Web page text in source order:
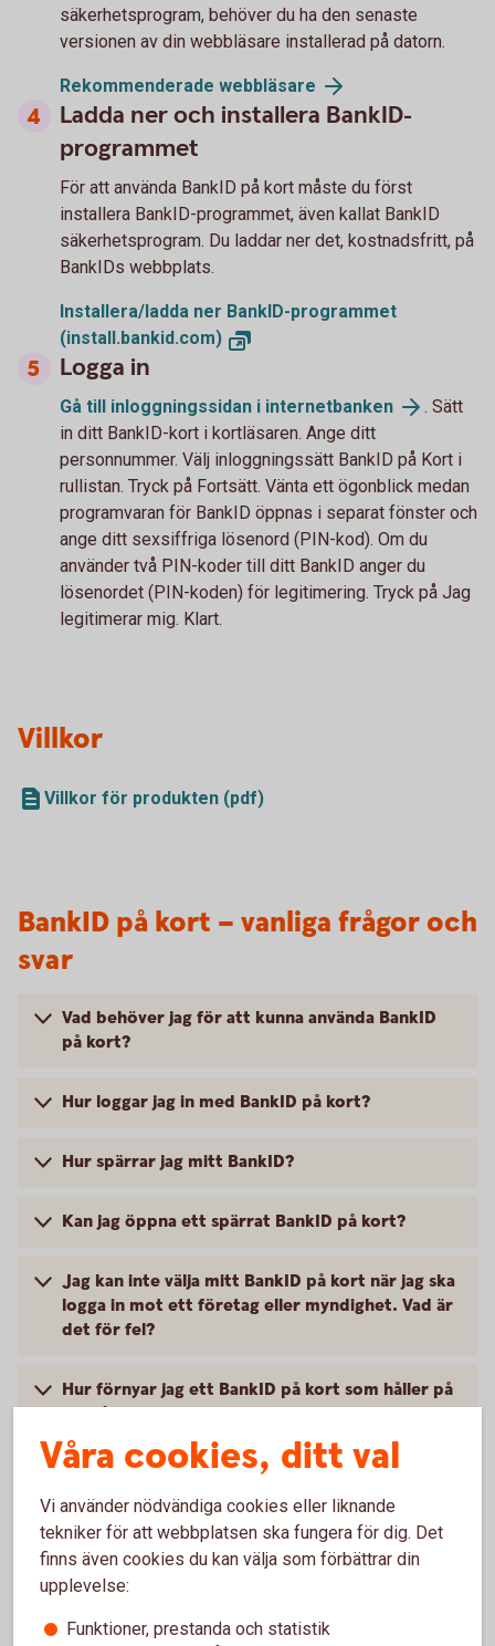
säkerhetsprogram, behöver du ha den senaste
versionen av din webbläsare installerad på datorn.
Rekommenderade webbläsare
Ladda ner och installera BankID-
programmet
För att använda BankID på kort måste du först
installera BankID-programmet, även kallat BankID
säkerhetsprogram. Du laddar ner det, kostnadsfritt, på
BankIDs webbplats.
Installera/ladda ner BankID-programmet
(install.bankid.com)
Logga in
Gå till inloggningssidan i internetbanken
. Sätt
in ditt BankID-kort i kortläsaren. Ange ditt
personnummer. Välj inloggningssätt BankID på Kort i
rullistan. Tryck på Fortsätt. Vänta ett ögonblick medan
programvaran för BankID öppnas i separat fönster och
ange ditt sexsiffriga lösenord (PIN-kod). Om du
använder två PIN-koder till ditt BankID anger du
lösenordet (PIN-koden) för legitimering. Tryck på Jag
legitimerar mig. Klart.
Villkor
Villkor för produkten (pdf)
BankID på kort – vanliga frågor och
svar
Vad behöver jag för att kunna använda BankID
på kort?
Hur loggar jag in med BankID på kort?
Hur spärrar jag mitt BankID?
Kan jag öppna ett spärrat BankID på kort?
Jag kan inte välja mitt BankID på kort när jag ska
logga in mot ett företag eller myndighet. Vad är
det för fel?
Hur förnyar jag ett BankID på kort som håller på
att gå ut?
Hur länge gäller BankID på kort?
Hur byter jag lösenord (PIN-kod) på mitt BankID
på kort?
Jag har glömt mitt lösenord. Vad ska jag göra?
Våra cookies, ditt val
Vi använder nödvändiga cookies eller liknande
tekniker för att webbplatsen ska fungera för dig. Det
finns även cookies du kan välja som förbättrar din
upplevelse:
Funktioner, prestanda och statistik